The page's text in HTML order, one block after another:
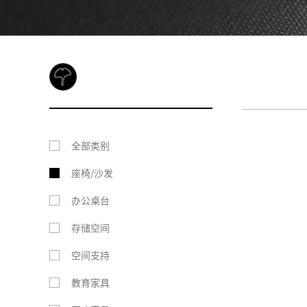
全部类别
座椅/沙发
办公桌台
存储空间
空间支持
教育家具